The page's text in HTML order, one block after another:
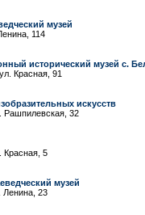
музей
114
исторический музей с.
Красная, 91
искусств
Рашпилевская, 32
Красная, 5
музей
Ленина, 23